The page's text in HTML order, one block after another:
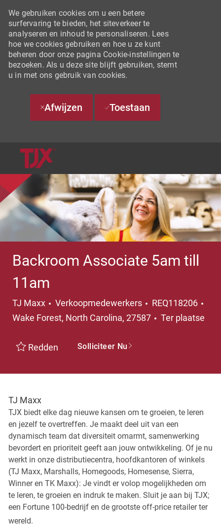
We gebruiken cookies om u een betere
surfervaring te bieden, het siteverkeer te
analyseren en inhoud te personaliseren. Lees
hoe we cookies gebruiken en hoe u ze kunt
beheren door onze pagina Cookie-instellingen te
bezoeken. Als u deze site blijft gebruiken, stemt
u in met ons gebruik van cookies.
Afwijzen Toestaan
Backroom Associate 5am till
11am
TJ Maxx Categorie
Verkoopmedewerkers REQ118206
Wake Forest, North Carolina, 27587
Ter plaatse
Redden Solliciteer Nu
TJ Maxx
TJX biedt elke dag nieuwe kansen om te groeien, te leren
en jezelf te overtreffen. Je maakt deel uit van een
dynamisch team dat diversiteit omarmt, samenwerking
bevordert en prioriteit geeft aan jouw ontwikkeling. Of je nu
werkt in onze distributiecentra, hoofdkantoren of winkels
(TJ Maxx, Marshalls, Homegoods, Homesense, Sierra,
Winner en TK Maxx): Je vindt er volop mogelijkheden om
te leren, te groeien en indruk te maken. Sluit je aan bij TJX;
een Fortune 100-bedrijf en de grootste off-price retailer ter
wereld.